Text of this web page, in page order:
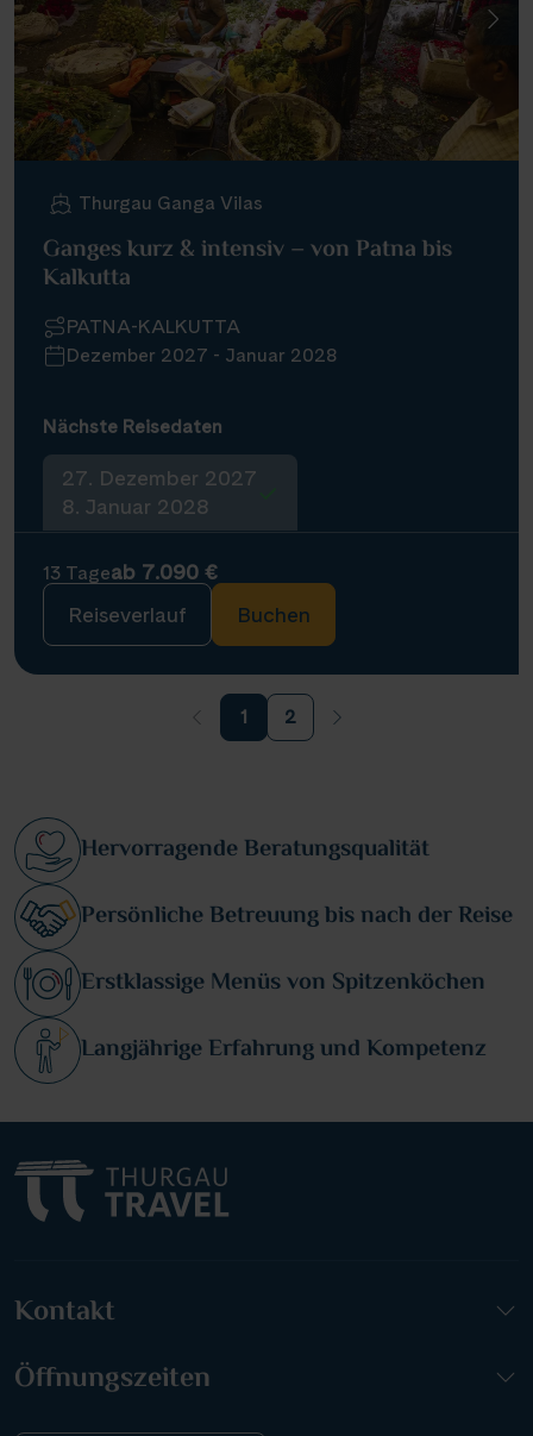
Thurgau Ganga Vilas
Ganges kurz & intensiv – von Patna bis
Kalkutta
PATNA-KALKUTTA
Dezember 2027 - Januar 2028
Nächste Reisedaten
27. Dezember 2027
8. Januar 2028
13 Tageab 7.090 €
Reiseverlauf
Buchen
1 2
Hervorragende Beratungsqualität
Persönliche Betreuung bis nach der Reise
Erstklassige Menüs von Spitzenköchen
Langjährige Erfahrung und Kompetenz
Kontakt
Öffnungszeiten